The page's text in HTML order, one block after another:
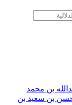
بن محمد
بن سعيد بن